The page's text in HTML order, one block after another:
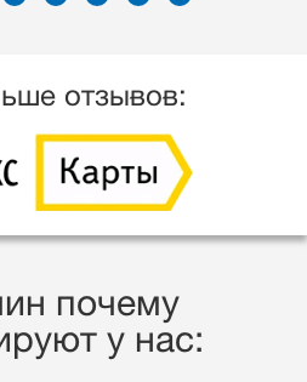
отзывов:
почему
у нас: